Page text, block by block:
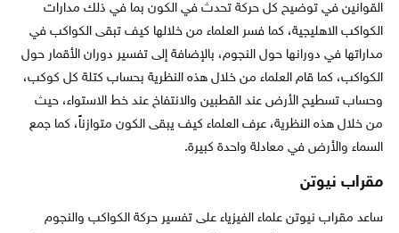
القوانين في توضيح كل حركة تحدث في الكون بما في ذلك مدارات
الكواكب الاهليجية، كما فسر العلماء من خلالها كيف تبقى الكواكب في
مداراتها في دورانها حول النجوم، بالإضافة إلى تفسير دوران الأقمار حول
الكواكب، كما قام العلماء من خلال هذه النظرية بحساب كتلة كل كوكب،
وحساب تسطيح الأرض عند القطبين والانتفاخ عند خط الاستواء، حيث
من خلال هذه النظرية، عرف العلماء كيف يبقى الكون متوازناً، كما جمع
السماء والأرض في معادلة واحدة كبيرة.
مقراب نيوتن
ساعد مقراب نيوتن علماء الفيزياء على تفسير حركة الكواكب والنجوم